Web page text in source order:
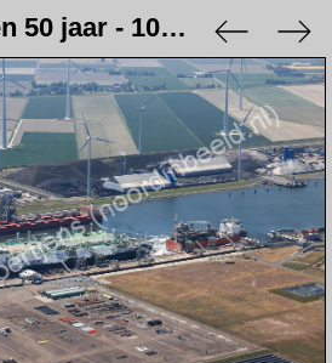
Eemshaven 50 jaar - 10 juni 2023